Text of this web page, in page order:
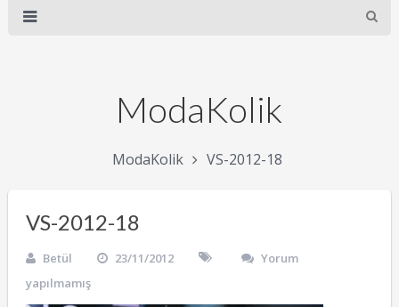
ModaKolik
ModaKolik VS-2012-18
VS-2012-18
Betül 23/11/2012
Yorum
yapılmamış